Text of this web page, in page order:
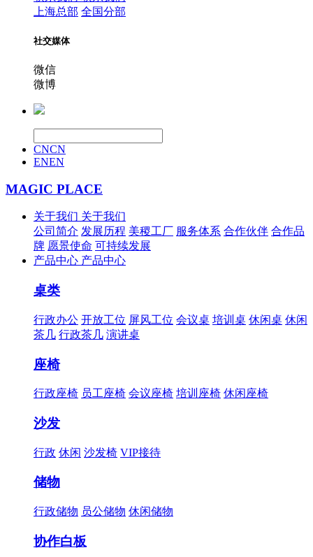
上海总部 全国分部
社交媒体
微信
微博
CNCN
ENEN
MAGIC PLACE
关于我们 关于我们
公司简介 发展历程 美稷工厂 服务体系 合作伙伴 合作品
牌 愿景使命 可持续发展
产品中心 产品中心
桌类
行政办公 开放工位 屏风工位 会议桌 培训桌 休闲桌 休闲
茶几 行政茶几 演讲桌
座椅
行政座椅 员工座椅 会议座椅 培训座椅 休闲座椅
沙发
行政 休闲 沙发椅 VIP接待
储物
行政储物 员公储物 休闲储物
协作白板